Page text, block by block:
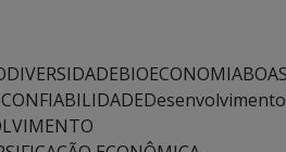
BIOECONOMIA
CONFIABILIDADEDesenvolvimento